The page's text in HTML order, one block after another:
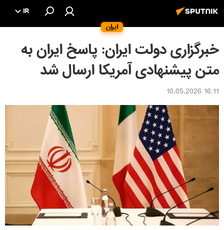
ایران
IR
خبرگزاری دولت ایران: پاسخ ایران به
متن پیشنهادی آمریکا ارسال شد
16:11 10.05.2026